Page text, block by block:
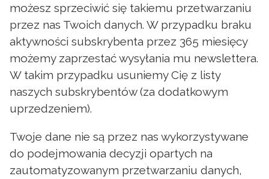
możesz sprzeciwić się takiemu przetwarzaniu
przez nas Twoich danych. W przypadku braku
aktywności subskrybenta przez 365 miesięcy
możemy zaprzestać wysyłania mu newslettera.
W takim przypadku usuniemy Cię z listy
naszych subskrybentów (za dodatkowym
uprzedzeniem).
Twoje dane nie są przez nas wykorzystywane
do podejmowania decyzji opartych na
zautomatyzowanym przetwarzaniu danych,